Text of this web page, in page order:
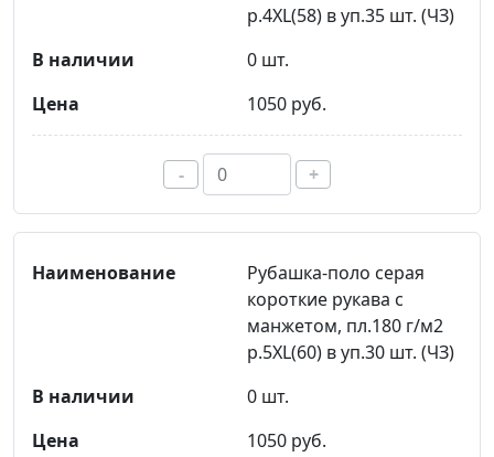
р.4XL(58) в уп.35 шт. (ЧЗ)
0 шт.
1050 руб.
- +
Рубашка-поло серая
короткие рукава с
манжетом, пл.180 г/м2
р.5XL(60) в уп.30 шт. (ЧЗ)
0 шт.
1050 руб.